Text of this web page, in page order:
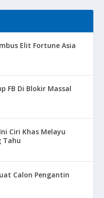
Elit Fortune Asia
FB Di Blokir Massal
Ciri Khas Melayu
Tahu
Calon Pengantin